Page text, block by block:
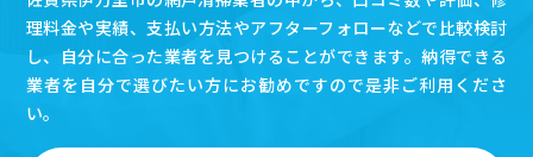
理料金や実績、支払い方法やアフターフォローなどで比較検討
し、自分に合った業者を見つけることができます。納得できる
業者を自分で選びたい方にお勧めですので是非ご利用くださ
い。